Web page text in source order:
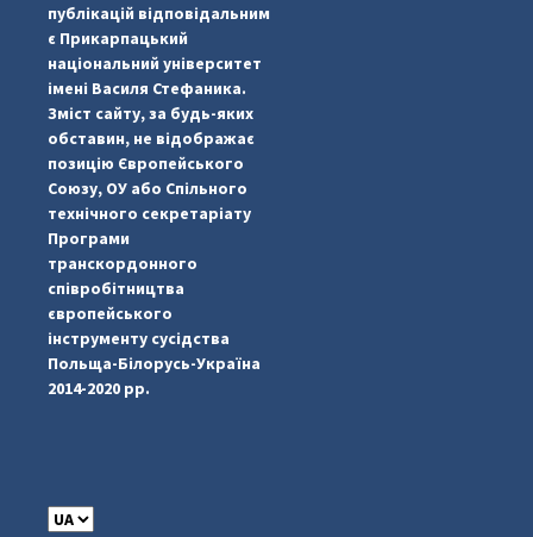
#PipIvanToday
публікацій відповідальним
є Прикарпацький
національний університет
імені Василя Стефаника.
Зміст сайту, за будь-яких
обставин, не відображає
позицію Європейського
Союзу, ОУ або Спільного
технічного секретаріату
Програми
транскордонного
співробітництва
європейського
інструменту сусідства
Польща-Білорусь-Україна
2014-2020 рр.
C